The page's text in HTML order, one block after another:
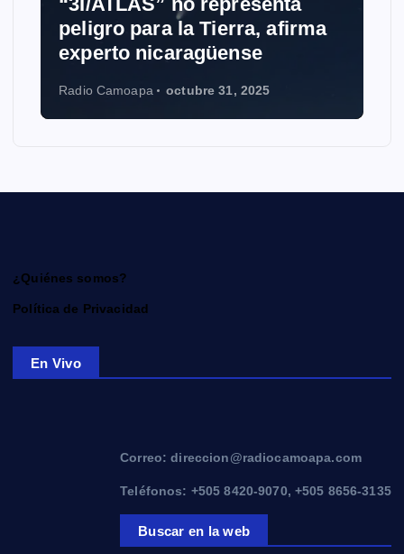
peligro para la Tierra, afirma
experto nicaragüense
Radio Camoapa octubre 31, 2025
¿Quiénes somos?
Política de Privacidad
En Vivo
Correo: direccion@radiocamoapa.com
Teléfonos: +505 8420-9070, +505 8656-3135
Buscar en la web